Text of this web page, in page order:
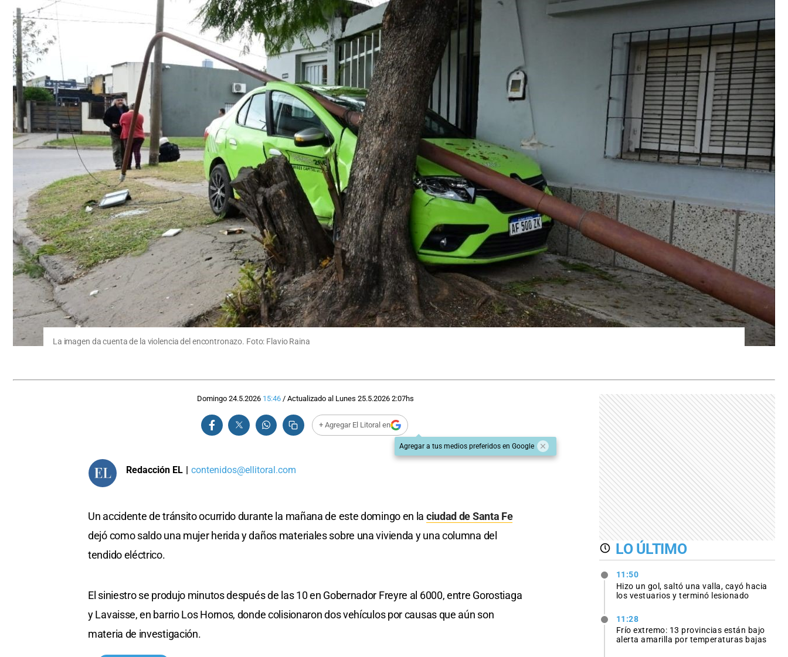
La imagen da cuenta de la violencia del encontronazo. Foto: Flavio Raina
Domingo 24.5.2026 15:46 / Actualizado al Lunes 25.5.2026 2:07hs
+ Agregar El Litoral en
Agregar a tus medios preferidos en Google
Redacción EL | contenidos@ellitoral.com
Un accidente de tránsito ocurrido durante la mañana de este domingo en la ciudad de Santa Fe
dejó como saldo una mujer herida y daños materiales sobre una vivienda y una columna del
tendido eléctrico.
El siniestro se produjo minutos después de las 10 en Gobernador Freyre al 6000, entre Gorostiaga
y Lavaisse, en barrio Los Hornos, donde colisionaron dos vehículos por causas que aún son
materia de investigación.
LO ÚLTIMO
11:50
Hizo un gol, saltó una valla, cayó hacia
los vestuarios y terminó lesionado
11:28
Frío extremo: 13 provincias están bajo
alerta amarilla por temperaturas bajas